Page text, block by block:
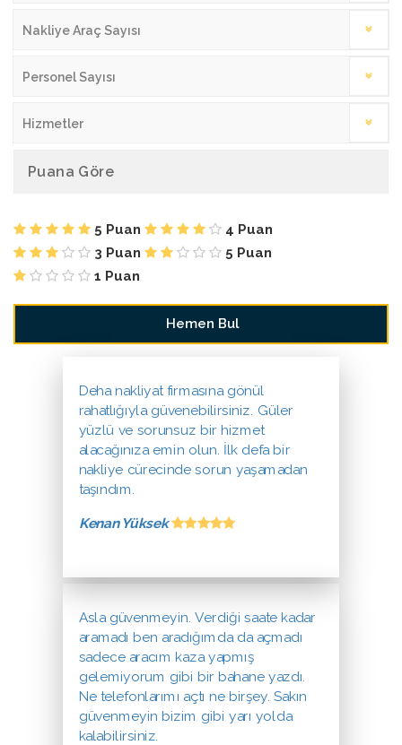
Nakliye Araç Sayısı
Personel Sayısı
Hizmetler
Puana Göre
5 Puan
4 Puan
3 Puan
5 Puan
1 Puan
Deha nakliyat firmasına gönül
rahatlığıyla güvenebilirsiniz. Güler
yüzlü ve sorunsuz bir hizmet
alacağınıza emin olun. İlk defa bir
nakliye cürecinde sorun yaşamadan
taşındım.
Kenan Yüksek
Asla güvenmeyin. Verdiği saate kadar
aramadı ben aradığımda da açmadı
sadece aracım kaza yapmış
gelemiyorum gibi bir bahane yazdı.
Ne telefonlarımı açtı ne birşey. Sakın
güvenmeyin bizim gibi yarı yolda
kalabilirsiniz.